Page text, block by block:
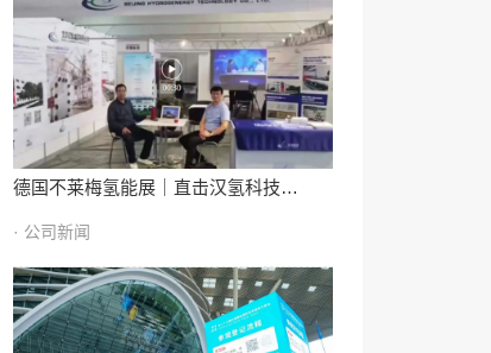
德国不莱梅氢能展｜直击汉氢科技…
· 公司新闻